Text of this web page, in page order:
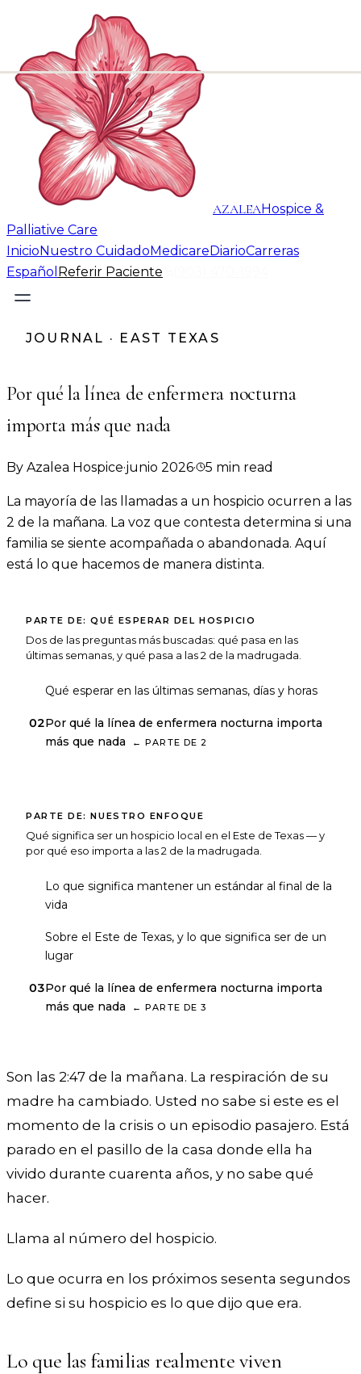
AZALEAHospice &
Palliative Care
InicioNuestro CuidadoMedicareDiarioCarreras
Español Referir Paciente
JOURNAL · EAST TEXAS
Por qué la línea de enfermera nocturna
importa más que nada
By Azalea Hospice·junio 2026· 5 min read
La mayoría de las llamadas a un hospicio ocurren a las
2 de la mañana. La voz que contesta determina si una
familia se siente acompañada o abandonada. Aquí
está lo que hacemos de manera distinta.
PARTE DE: QUÉ ESPERAR DEL HOSPICIO
Dos de las preguntas más buscadas: qué pasa en las
últimas semanas, y qué pasa a las 2 de la madrugada.
Qué esperar en las últimas semanas, días y horas
02Por qué la línea de enfermera nocturna importa
más que nada
←PARTE DE 2
PARTE DE: NUESTRO ENFOQUE
Qué significa ser un hospicio local en el Este de Texas — y
por qué eso importa a las 2 de la madrugada.
Lo que significa mantener un estándar al final de la
vida
Sobre el Este de Texas, y lo que significa ser de un
lugar
03Por qué la línea de enfermera nocturna importa
más que nada
←PARTE DE 3
Son las 2:47 de la mañana. La respiración de su
madre ha cambiado. Usted no sabe si este es el
momento de la crisis o un episodio pasajero. Está
parado en el pasillo de la casa donde ella ha
vivido durante cuarenta años, y no sabe qué
hacer.
Llama al número del hospicio.
Lo que ocurra en los próximos sesenta segundos
define si su hospicio es lo que dijo que era.
Lo que las familias realmente viven